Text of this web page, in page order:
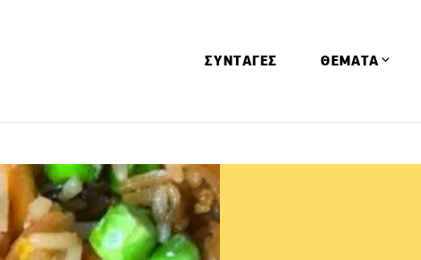
ΣΥΝΤΑΓΕΣ ΘΕΜΑΤΑ